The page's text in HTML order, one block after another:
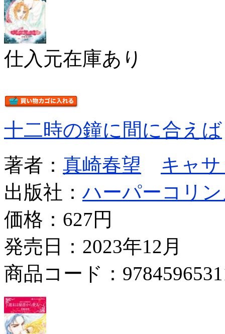
仕入元在庫あり
十二時の鐘に間に合えば
著者： 真崎春望
キャ
出版社：ハーパーコリ
価格： 627円
発売日：2023年12月
商品コード：